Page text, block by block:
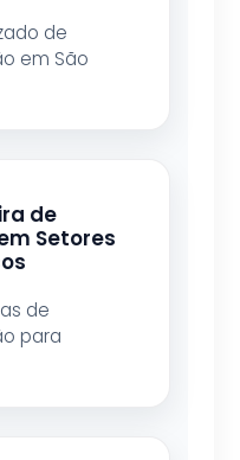
de
em São
de
Setores
de
para